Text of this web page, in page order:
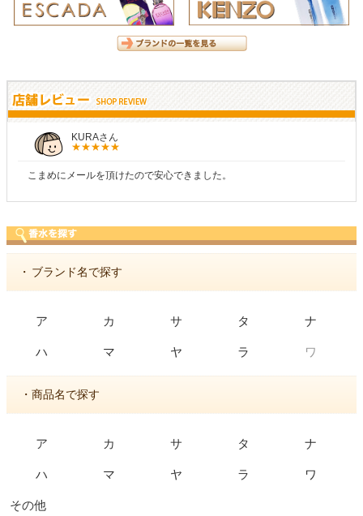
KURAさん
こまめにメールを頂けたので安心できました。
・ ブランド名で探す
ア カ サ タ ナ
ハ マ ヤ ラ ワ
・商品名で探す
ア カ サ タ ナ
ハ マ ヤ ラ ワ
その他